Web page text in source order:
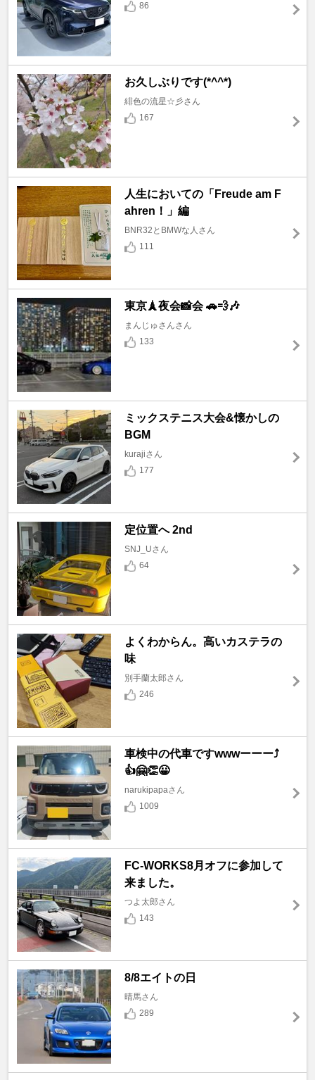
86
お久しぶりです(*^^*)
緋色の流星☆彡さん
167
人生においての「Freude am F
ahren！」編
BNR32とBMWな人さん
111
東京🗼夜会📸会 🚗💨🎶
まんじゅさんさん
133
ミックステニス大会&懐かしの
BGM
kurajiさん
177
定位置へ 2nd
SNJ_Uさん
64
よくわからん。高いカステラの
味
別手蘭太郎さん
246
車検中の代車ですwwwーーー⤴️
👍🤗👏😀
narukipapaさん
1009
FC-WORKS8月オフに参加して
来ました。
つよ太郎さん
143
8/8エイトの日
晴馬さん
289